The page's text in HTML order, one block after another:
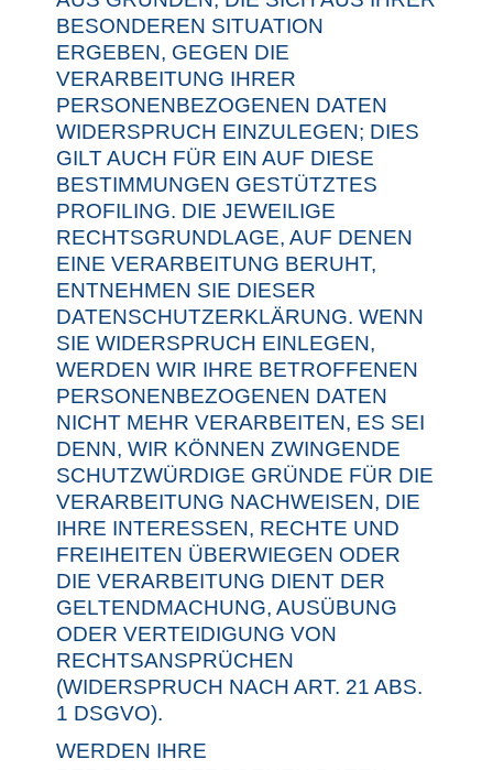
BESONDEREN SITUATION
ERGEBEN, GEGEN DIE
VERARBEITUNG IHRER
PERSONENBEZOGENEN DATEN
WIDERSPRUCH EINZULEGEN; DIES
GILT AUCH FÜR EIN AUF DIESE
BESTIMMUNGEN GESTÜTZTES
PROFILING. DIE JEWEILIGE
RECHTSGRUNDLAGE, AUF DENEN
EINE VERARBEITUNG BERUHT,
ENTNEHMEN SIE DIESER
DATENSCHUTZERKLÄRUNG. WENN
SIE WIDERSPRUCH EINLEGEN,
WERDEN WIR IHRE BETROFFENEN
PERSONENBEZOGENEN DATEN
NICHT MEHR VERARBEITEN, ES SEI
DENN, WIR KÖNNEN ZWINGENDE
SCHUTZWÜRDIGE GRÜNDE FÜR DIE
VERARBEITUNG NACHWEISEN, DIE
IHRE INTERESSEN, RECHTE UND
FREIHEITEN ÜBERWIEGEN ODER
DIE VERARBEITUNG DIENT DER
GELTENDMACHUNG, AUSÜBUNG
ODER VERTEIDIGUNG VON
RECHTSANSPRÜCHEN
(WIDERSPRUCH NACH ART. 21 ABS.
1 DSGVO).
WERDEN IHRE